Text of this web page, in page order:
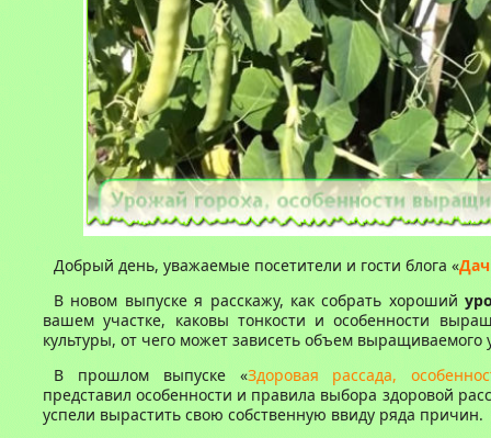
Добрый день, уважаемые посетители и гости блога «
В новом выпуске я расскажу, как собрать хороший
вашем участке, каковы тонкости и особенности
культуры, от чего может зависеть объем выращиваемого
В прошлом выпуске «Здоровая рассада,
представил особенности и правила выбора здоровой
успели вырастить свою собственную ввиду ряда причин.